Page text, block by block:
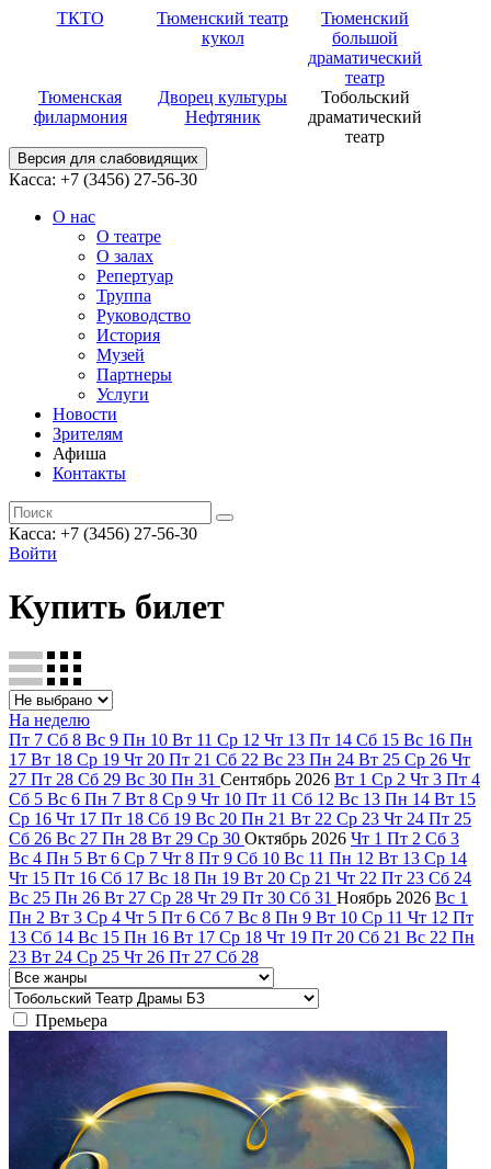
ТКТО
Тюменский театр
кукол
Тюменский
большой
драматический
театр
Тюменская
филармония
Дворец культуры
Нефтяник
Тобольский
драматический
театр
Версия для слабовидящих
Касса: +7 (3456) 27-56-30
О нас
О театре
О залах
Репертуар
Труппа
Руководство
История
Музей
Партнеры
Услуги
Новости
Зрителям
Афиша
Контакты
Касса: +7 (3456) 27-56-30
Войти
Купить билет
На неделю
Пт 7 Сб 8 Вс 9 Пн 10 Вт 11 Ср 12 Чт 13 Пт 14 Сб 15 Вс 16 Пн
17 Вт 18 Ср 19 Чт 20 Пт 21 Сб 22 Вс 23 Пн 24 Вт 25 Ср 26 Чт
27 Пт 28 Сб 29 Вс 30 Пн 31 Сентябрь 2026 Вт 1 Ср 2 Чт 3 Пт 4
Сб 5 Вс 6 Пн 7 Вт 8 Ср 9 Чт 10 Пт 11 Сб 12 Вс 13 Пн 14 Вт 15
Ср 16 Чт 17 Пт 18 Сб 19 Вс 20 Пн 21 Вт 22 Ср 23 Чт 24 Пт 25
Сб 26 Вс 27 Пн 28 Вт 29 Ср 30 Октябрь 2026 Чт 1 Пт 2 Сб 3
Вс 4 Пн 5 Вт 6 Ср 7 Чт 8 Пт 9 Сб 10 Вс 11 Пн 12 Вт 13 Ср 14
Чт 15 Пт 16 Сб 17 Вс 18 Пн 19 Вт 20 Ср 21 Чт 22 Пт 23 Сб 24
Вс 25 Пн 26 Вт 27 Ср 28 Чт 29 Пт 30 Сб 31 Ноябрь 2026 Вс 1
Пн 2 Вт 3 Ср 4 Чт 5 Пт 6 Сб 7 Вс 8 Пн 9 Вт 10 Ср 11 Чт 12 Пт
13 Сб 14 Вс 15 Пн 16 Вт 17 Ср 18 Чт 19 Пт 20 Сб 21 Вс 22 Пн
23 Вт 24 Ср 25 Чт 26 Пт 27 Сб 28
Премьера